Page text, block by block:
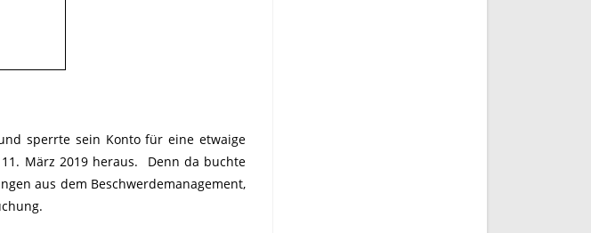
sperrte sein Konto für eine etwaige
März 2019 heraus. Denn da buchte
aus dem Beschwerdemanagement,